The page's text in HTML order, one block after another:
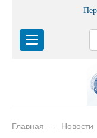
Главная → Новости